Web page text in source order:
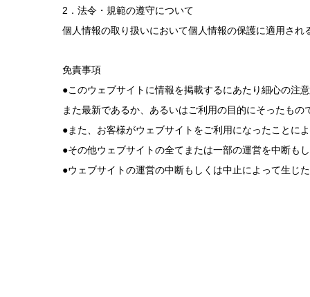
2．法令・規範の遵守について
個人情報の取り扱いにおいて個人情報の保護に適用さ
免責事項
●このウェブサイトに情報を掲載するにあたり細心の注
また最新であるか、あるいはご利用の目的にそったも
●また、お客様がウェブサイトをご利用になったことに
●その他ウェブサイトの全てまたは一部の運営を中断も
●ウェブサイトの運営の中断もしくは中止によって生じ